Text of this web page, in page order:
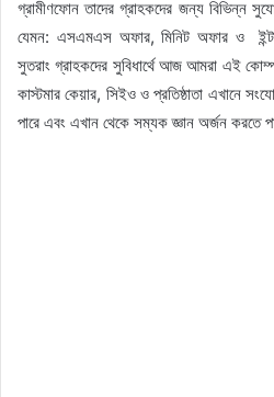
গ্রামীণফোন তাদের গ্রাহকদের জন্য বিভিন্ন
যেমন: এসএমএস অফার, মিনিট অফার ও
সুতরাং গ্রাহকদের সুবিধার্থে আজ আমরা এই
কাস্টমার কেয়ার, সিইও ও প্রতিষ্ঠাতা এখানে
পারে এবং এখান থেকে সম্যক জ্ঞান অর্জন করতে